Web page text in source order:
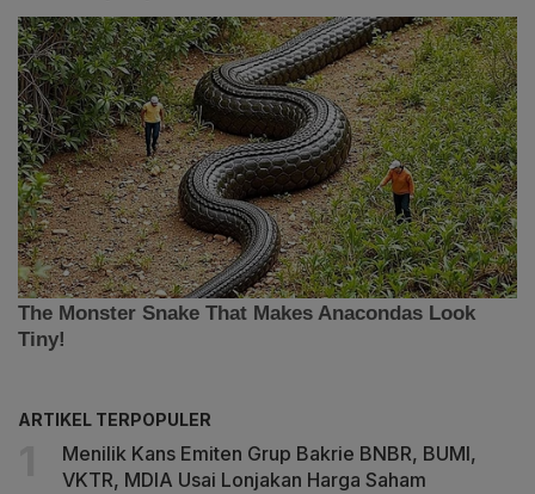
ARTIKEL TERPOPULER
Menilik Kans Emiten Grup Bakrie BNBR, BUMI,
VKTR, MDIA Usai Lonjakan Harga Saham